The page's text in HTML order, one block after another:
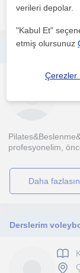
daha
profesyonelim,
daha
verileri depolar.
"Kabul Et"
etmiş olursunuz
Çerezler